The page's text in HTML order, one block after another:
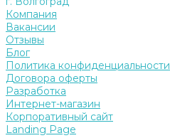
Компания
Вакансии
Отзывы
Блог
Политика конфиденциальности
Договора оферты
Разработка
Интернет-магазин
Корпоративный сайт
Landing Page